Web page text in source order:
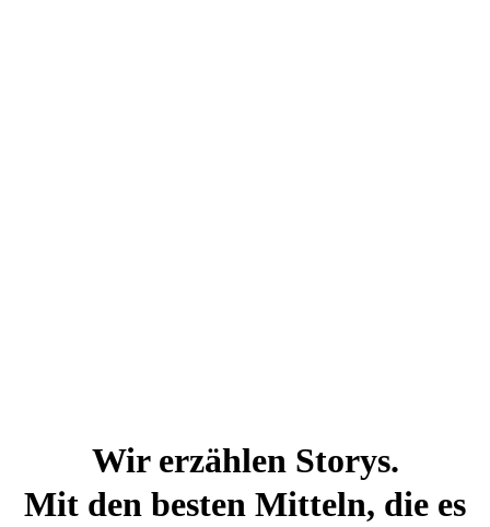
Wir erzählen Storys.
Mit den besten Mitteln, die es